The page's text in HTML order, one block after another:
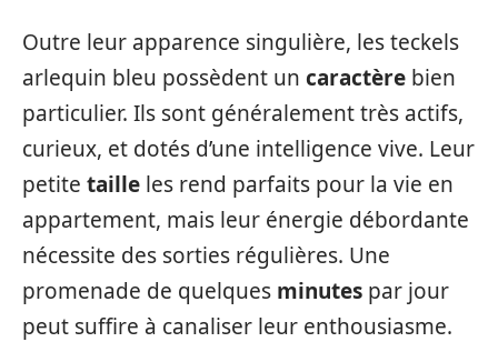
Outre leur apparence singulière, les teckels
arlequin bleu possèdent un caractère bien
particulier. Ils sont généralement très actifs,
curieux, et dotés d’une intelligence vive. Leur
petite taille les rend parfaits pour la vie en
appartement, mais leur énergie débordante
nécessite des sorties régulières. Une
promenade de quelques minutes par jour
peut suffire à canaliser leur enthousiasme.